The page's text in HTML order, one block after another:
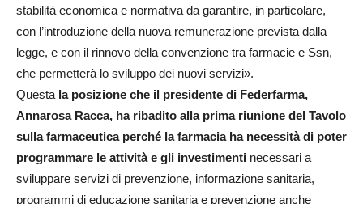
stabilità economica e normativa da garantire, in particolare,
con l’introduzione della nuova remunerazione prevista dalla
legge, e con il rinnovo della convenzione tra farmacie e Ssn,
che permetterà lo sviluppo dei nuovi servizi».
Questa la posizione che il presidente di Federfarma,
Annarosa Racca, ha ribadito alla prima riunione del Tavolo
sulla farmaceutica perché la farmacia ha necessità di poter
programmare le attività e gli investimenti necessari a
sviluppare servizi di prevenzione, informazione sanitaria,
programmi di educazione sanitaria e prevenzione anche